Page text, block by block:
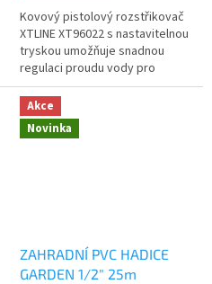
Kovový pistolový rozstřikovač
XTLINE XT96022 s nastavitelnou
tryskou umožňuje snadnou
regulaci proudu vody pro
zavlažování i čištění. Odolné
provedení zajišťuje dlouhou...
Akce
Novinka
ZAHRADNÍ PVC HADICE
GARDEN 1/2" 25m